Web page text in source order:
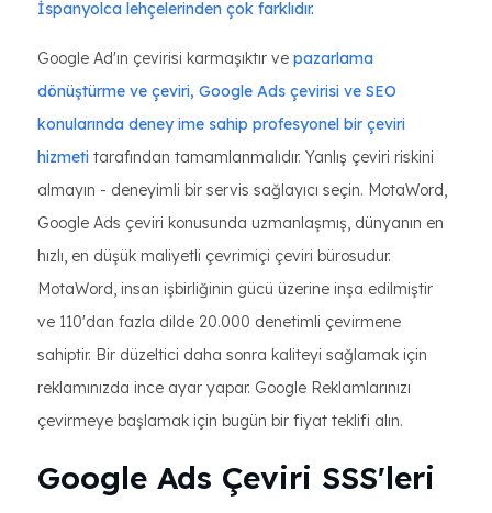
İspanyolca lehçelerinden çok farklıdır.
Google Ad'ın çevirisi karmaşıktır ve pazarlama
dönüştürme ve çeviri, Google Ads çevirisi ve SEO
konularında deney ime sahip profesyonel bir çeviri
hizmeti tarafından tamamlanmalıdır. Yanlış çeviri riskini
almayın - deneyimli bir servis sağlayıcı seçin. MotaWord,
Google Ads çeviri konusunda uzmanlaşmış, dünyanın en
hızlı, en düşük maliyetli çevrimiçi çeviri bürosudur.
MotaWord, insan işbirliğinin gücü üzerine inşa edilmiştir
ve 110'dan fazla dilde 20.000 denetimli çevirmene
sahiptir. Bir düzeltici daha sonra kaliteyi sağlamak için
reklamınızda ince ayar yapar. Google Reklamlarınızı
çevirmeye başlamak için bugün bir fiyat teklifi alın.
Google Ads Çeviri SSS'leri